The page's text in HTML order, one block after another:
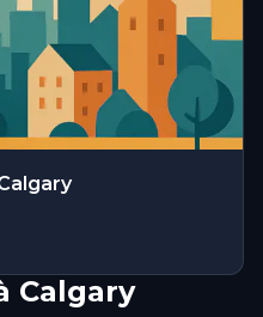
Calgary